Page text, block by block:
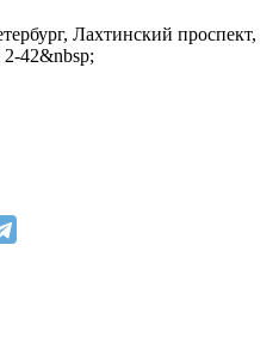
Лахтинский проспект,
42&nbsp;